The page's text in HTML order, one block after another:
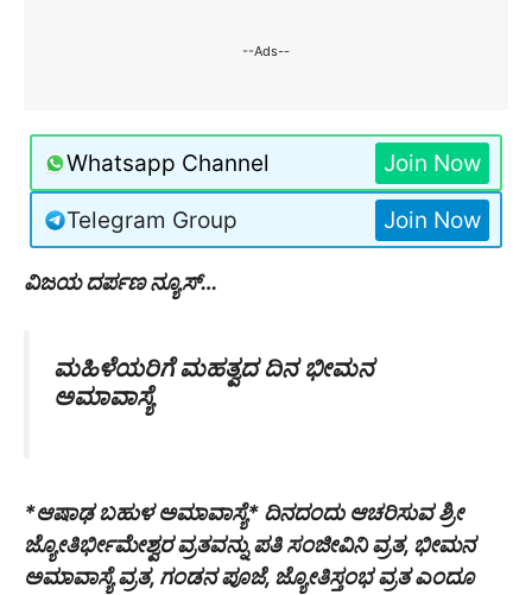
--Ads--
Whatsapp Channel Join Now
Telegram Group Join Now
ವಿಜಯ ದರ್ಪಣ ನ್ಯೂಸ್…
ಮಹಿಳೆಯರಿಗೆ ಮಹತ್ವದ ದಿನ ಭೀಮನ
ಅಮಾವಾಸ್ಯೆ
*ಆಷಾಢ ಬಹುಳ ಅಮಾವಾಸ್ಯೆ* ದಿನದಂದು ಆಚರಿಸುವ ಶ್ರೀ
ಜ್ಯೋತಿರ್ಭೀಮೇಶ್ವರ ವ್ರತವನ್ನು ಪತಿ ಸಂಜೀವಿನಿ ವ್ರತ, ಭೀಮನ
ಅಮಾವಾಸ್ಯೆ ವ್ರತ, ಗಂಡನ ಪೂಜೆ, ಜ್ಯೋತಿಸ್ತಂಭ ವ್ರತ ಎಂದೂ